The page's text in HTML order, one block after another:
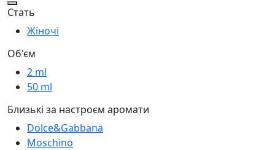
Стать
Жіночі
Об'єм
2 ml
50 ml
Близькі за настроєм аромати
Dolce&Gabbana
Moschino